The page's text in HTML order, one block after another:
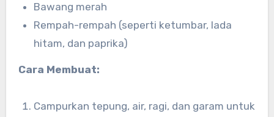
Bawang merah
Rempah-rempah (seperti ketumbar, lada
hitam, dan paprika)
Cara Membuat:
Campurkan tepung, air, ragi, dan garam untuk